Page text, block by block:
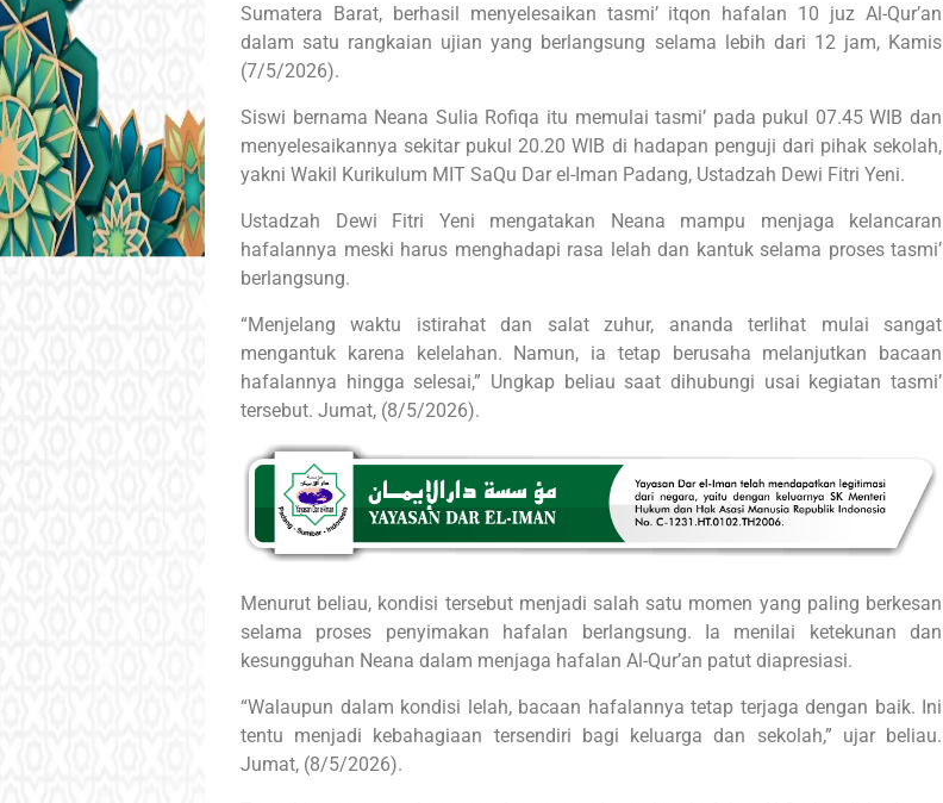
Sumatera Barat, berhasil menyelesaikan tasmi’ itqon hafalan 10 juz Al-Qur’an
dalam satu rangkaian ujian yang berlangsung selama lebih dari 12 jam, Kamis
(7/5/2026).
Siswi bernama Neana Sulia Rofiqa itu memulai tasmi’ pada pukul 07.45 WIB dan
menyelesaikannya sekitar pukul 20.20 WIB di hadapan penguji dari pihak sekolah,
yakni Wakil Kurikulum MIT SaQu Dar el-Iman Padang, Ustadzah Dewi Fitri Yeni.
Ustadzah Dewi Fitri Yeni mengatakan Neana mampu menjaga kelancaran
hafalannya meski harus menghadapi rasa lelah dan kantuk selama proses tasmi’
berlangsung.
“Menjelang waktu istirahat dan salat zuhur, ananda terlihat mulai sangat
mengantuk karena kelelahan. Namun, ia tetap berusaha melanjutkan bacaan
hafalannya hingga selesai,” Ungkap beliau saat dihubungi usai kegiatan tasmi’
tersebut. Jumat, (8/5/2026).
Menurut beliau, kondisi tersebut menjadi salah satu momen yang paling berkesan
selama proses penyimakan hafalan berlangsung. Ia menilai ketekunan dan
kesungguhan Neana dalam menjaga hafalan Al-Qur’an patut diapresiasi.
“Walaupun dalam kondisi lelah, bacaan hafalannya tetap terjaga dengan baik. Ini
tentu menjadi kebahagiaan tersendiri bagi keluarga dan sekolah,” ujar beliau.
Jumat, (8/5/2026).